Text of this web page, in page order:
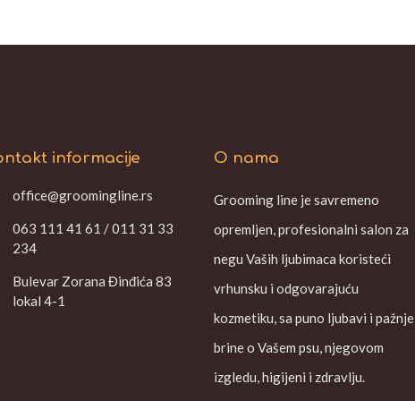
informacije
office@groomingline.rs
063 111 41 61 / 011 31 33
234
Bulevar Zorana Đinđića 83
lokal 4-1
O nama
Grooming line je savremeno
opremljen, profesionalni salon za
negu Vaših ljubimaca koristeći
vrhunsku i odgovarajuću
kozmetiku, sa puno ljubavi i pažnje
brine o Vašem psu, njegovom
izgledu, higijeni i zdravlju.